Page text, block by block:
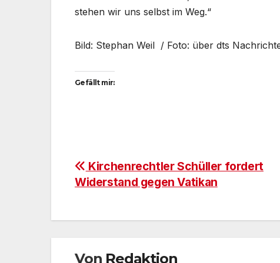
stehen wir uns selbst im Weg.“
Bild: Stephan Weil / Foto: über dts
Gefällt mir:
Beitragsnavigation
Kirchenrechtler Schüller fordert
Widerstand gegen Vatikan
Von Redaktion